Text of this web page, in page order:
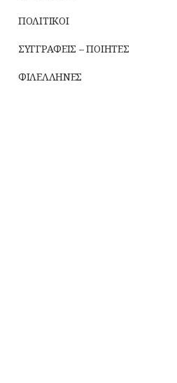
ΣΩΜΑΤΕΙΑ
ΣΦΑΓΕΙΑ
ΠΟΛΙΤΙΚΟΙ
ΣΥΓΓΡΑΦΕΙΣ – ΠΟΙΗΤΕΣ
ΦΙΛΕΛΛΗΝΕΣ